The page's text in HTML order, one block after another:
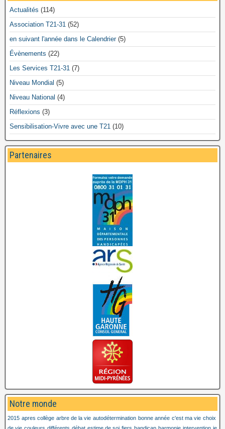
Actualités (114)
Association T21-31 (52)
en suivant l'année dans le Calendrier(5)
Évènements (22)
Les Services T21-31 (7)
Niveau Mondial (5)
Niveau National (4)
Réflexions (3)
Sensibilisation-Vivre avec une T21 (10)
Partenaires
Notre monde
2015 apres collège arbre de la vie autodétermination bonne année c'est ma vie choix